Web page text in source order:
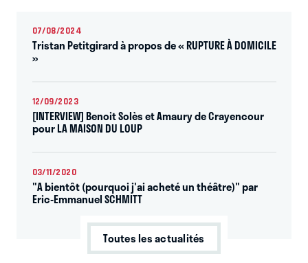
07/08/2024
Tristan Petitgirard à propos de « RUPTURE À DOMICILE
»
12/09/2023
[INTERVIEW] Benoit Solès et Amaury de Crayencour
pour LA MAISON DU LOUP
03/11/2020
"A bientôt (pourquoi j'ai acheté un théâtre)" par
Eric-Emmanuel SCHMITT
Toutes les actualités